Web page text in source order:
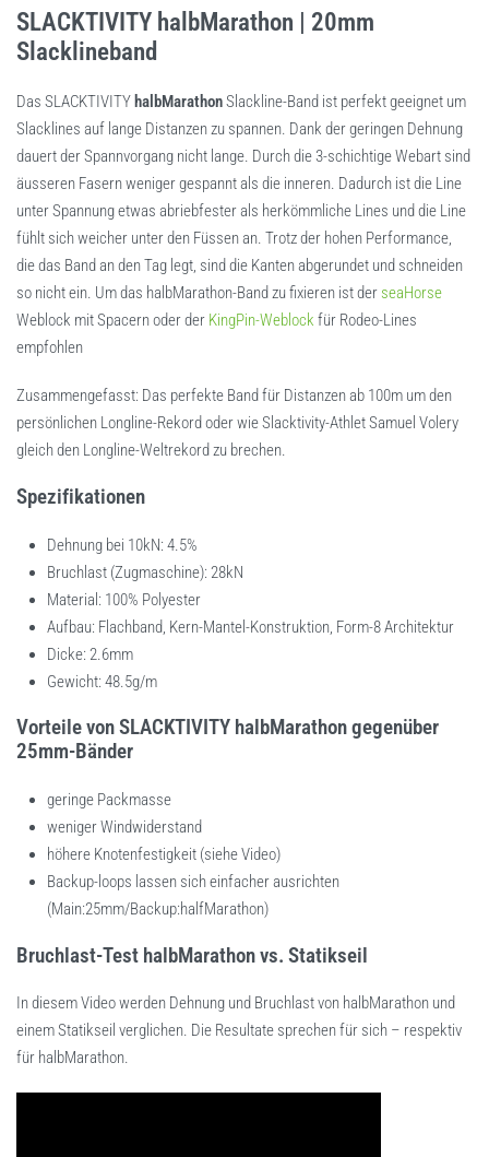
SLACKTIVITY halbMarathon | 20mm
Slacklineband
Das SLACKTIVITY halbMarathonSlackline-Band ist perfekt geeignet um
Slacklines auf lange Distanzen zu spannen. Dank der geringen Dehnung
dauert der Spannvorgang nicht lange. Durch die 3-schichtige Webart sind
äusseren Fasern weniger gespannt als die inneren. Dadurch ist die Line
unter Spannung etwas abriebfester als herkömmliche Lines und die Line
fühlt sich weicher unter den Füssen an. Trotz der hohen Performance,
die das Band an den Tag legt, sind die Kanten abgerundet und schneiden
so nicht ein. Um das halbMarathon-Band zu fixieren ist der seaHorse
Weblock mit Spacern oder der KingPin-Weblock für Rodeo-Lines
empfohlen
Zusammengefasst: Das perfekte Band für Distanzen ab 100m um den
persönlichen Longline-Rekord oder wie Slacktivity-Athlet Samuel Volery
gleich den Longline-Weltrekord zu brechen.
Spezifikationen
Dehnung bei 10kN: 4.5%
Bruchlast (Zugmaschine): 28kN
Material: 100% Polyester
Aufbau: Flachband, Kern-Mantel-Konstruktion, Form-8 Architektur
Dicke: 2.6mm
Gewicht: 48.5g/m
Vorteile von SLACKTIVITY halbMarathon gegenüber
25mm-Bänder
geringe Packmasse
weniger Windwiderstand
höhere Knotenfestigkeit (siehe Video)
Backup-loops lassen sich einfacher ausrichten
(Main:25mm/Backup:halfMarathon)
Bruchlast-Test halbMarathon vs. Statikseil
In diesem Video werden Dehnung und Bruchlast von halbMarathon und
einem Statikseil verglichen. Die Resultate sprechen für sich – respektiv
für halbMarathon.